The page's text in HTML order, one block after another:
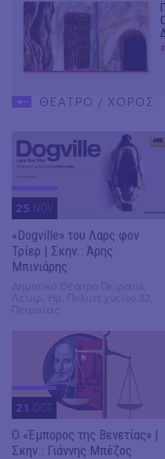
ΘΕΑΤΡΟ / ΧΟΡΟΣ
25 NOV
«Dogville» του Λαρς φον
Τρίερ | Σκην.: Άρης
Μπινιάρης
21 OCT
Ο «Έμπορος της Βενετίας» |
Σκην.: Γιάννης Μπέζος